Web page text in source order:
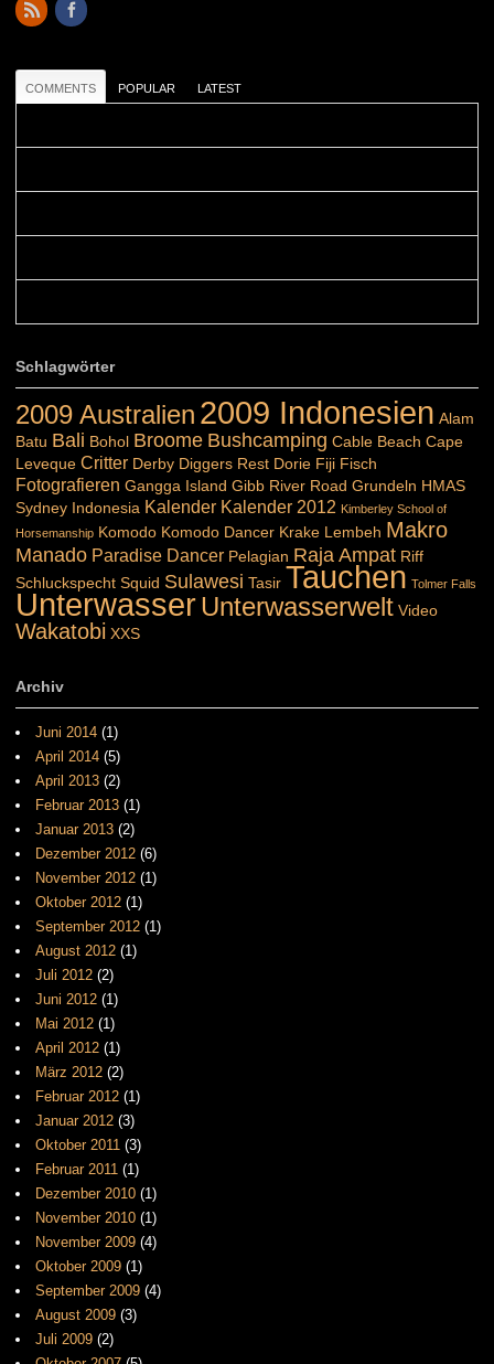
COMMENTS POPULAR LATEST
Schlagwörter
2009 Australien 2009 Indonesien Alam
Batu Bali Bohol Broome Bushcamping Cable Beach Cape
Leveque Critter Derby Diggers Rest Dorie Fiji Fisch
Fotografieren Gangga Island Gibb River Road Grundeln HMAS
Sydney Indonesia Kalender Kalender 2012 Kimberley School of
Horsemanship Komodo Komodo Dancer Krake Lembeh Makro
Manado Paradise Dancer Pelagian Raja Ampat Riff
Schluckspecht Squid Sulawesi Tasir Tauchen Tolmer Falls
UnterwasserUnterwasserwelt Video
Wakatobi XXS
Archiv
Juni 2014 (1)
April 2014 (5)
April 2013 (2)
Februar 2013 (1)
Januar 2013 (2)
Dezember 2012 (6)
November 2012 (1)
Oktober 2012 (1)
September 2012 (1)
August 2012 (1)
Juli 2012 (2)
Juni 2012 (1)
Mai 2012 (1)
April 2012 (1)
März 2012 (2)
Februar 2012 (1)
Januar 2012 (3)
Oktober 2011 (3)
Februar 2011 (1)
Dezember 2010 (1)
November 2010 (1)
November 2009 (4)
Oktober 2009 (1)
September 2009 (4)
August 2009 (3)
Juli 2009 (2)